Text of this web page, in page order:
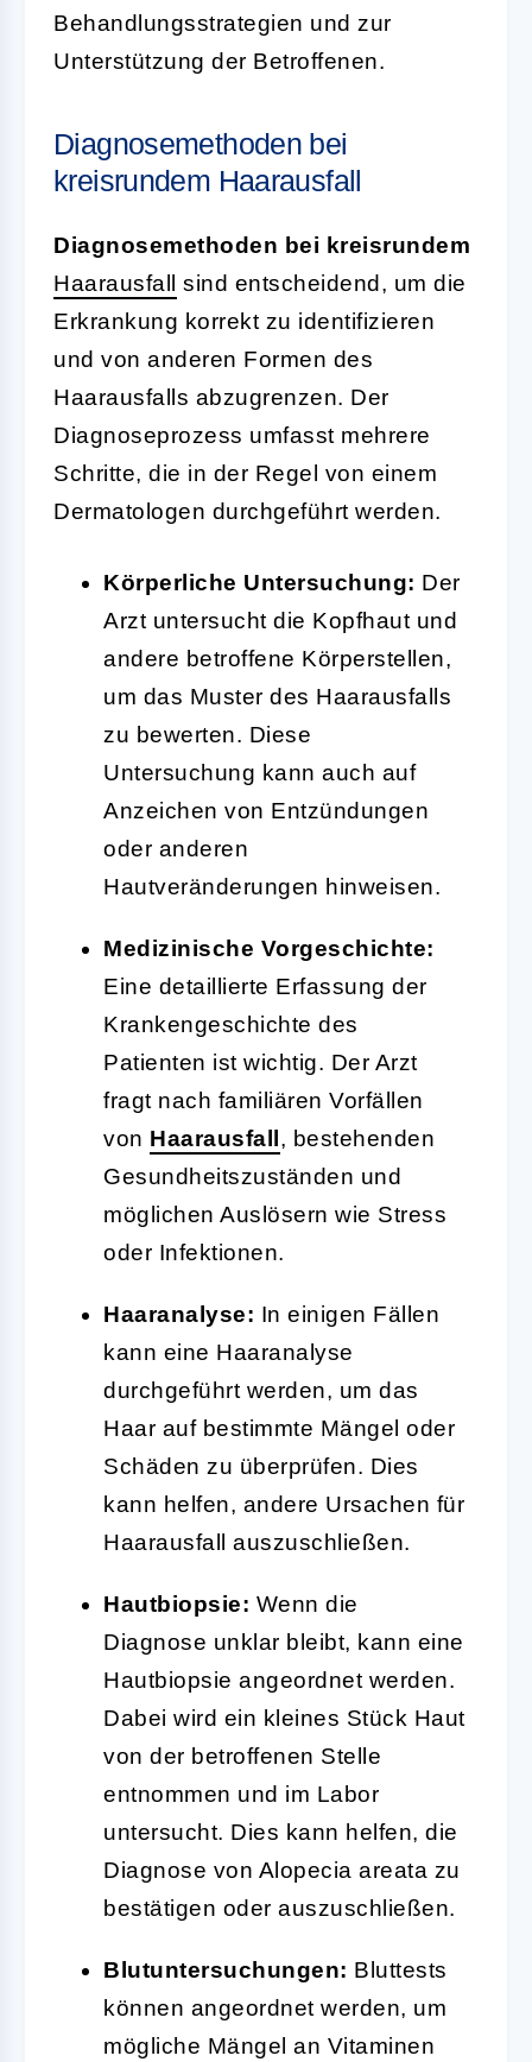
Behandlungsstrategien und zur
Unterstützung der Betroffenen.
Diagnosemethoden bei
kreisrundem Haarausfall
Diagnosemethoden bei kreisrundem
Haarausfall sind entscheidend, um die
Erkrankung korrekt zu identifizieren
und von anderen Formen des
Haarausfalls abzugrenzen. Der
Diagnoseprozess umfasst mehrere
Schritte, die in der Regel von einem
Dermatologen durchgeführt werden.
Körperliche Untersuchung: Der
Arzt untersucht die Kopfhaut und
andere betroffene Körperstellen,
um das Muster des Haarausfalls
zu bewerten. Diese
Untersuchung kann auch auf
Anzeichen von Entzündungen
oder anderen
Hautveränderungen hinweisen.
Medizinische Vorgeschichte:
Eine detaillierte Erfassung der
Krankengeschichte des
Patienten ist wichtig. Der Arzt
fragt nach familiären Vorfällen
von Haarausfall, bestehenden
Gesundheitszuständen und
möglichen Auslösern wie Stress
oder Infektionen.
Haaranalyse: In einigen Fällen
kann eine Haaranalyse
durchgeführt werden, um das
Haar auf bestimmte Mängel oder
Schäden zu überprüfen. Dies
kann helfen, andere Ursachen für
Haarausfall auszuschließen.
Hautbiopsie: Wenn die
Diagnose unklar bleibt, kann eine
Hautbiopsie angeordnet werden.
Dabei wird ein kleines Stück Haut
von der betroffenen Stelle
entnommen und im Labor
untersucht. Dies kann helfen, die
Diagnose von Alopecia areata zu
bestätigen oder auszuschließen.
Blutuntersuchungen: Bluttests
können angeordnet werden, um
mögliche Mängel an Vitaminen